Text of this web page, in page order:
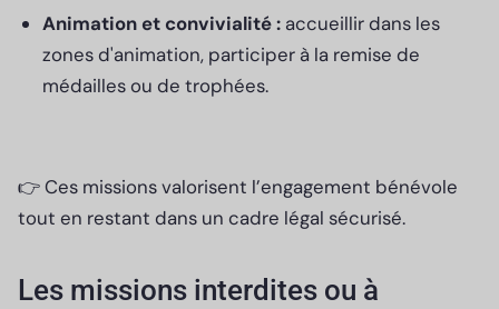
Animation et convivialité : accueillir dans les
zones d'animation, participer à la remise de
médailles ou de trophées.
👉 Ces missions valorisent l’engagement bénévole
tout en restant dans un cadre légal sécurisé.
Les missions interdites ou à